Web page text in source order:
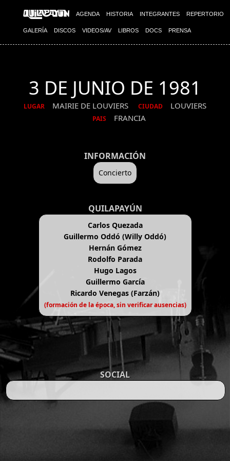
AGENDA HISTORIA INTEGRANTES REPERTORIO
GALERÍA DISCOS VIDEOS/AV LIBROS DOCS PRENSA
3 DE JUNIO DE 1981
LUGAR MAIRIE DE LOUVIERS CIUDAD LOUVIERS
PAIS FRANCIA
INFORMACIÓN
Concierto
QUILAPAYÚN
Carlos Quezada
Guillermo Oddó (Willy Oddó)
Hernán Gómez
Rodolfo Parada
Hugo Lagos
Guillermo García
Ricardo Venegas (Farzán)
(formación de la época, sin verificar ausencias)
SOCIAL